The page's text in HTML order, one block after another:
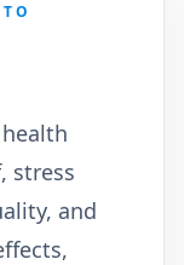
stress
and